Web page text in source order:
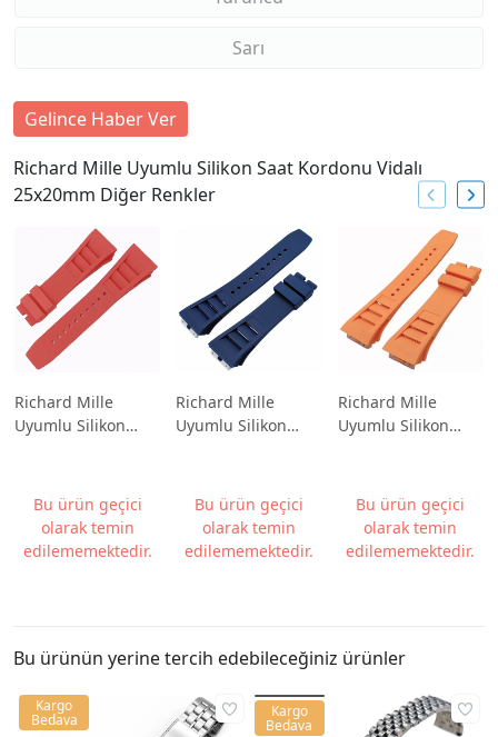
Sarı
Gelince Haber Ver
Richard Mille Uyumlu Silikon Saat Kordonu Vidalı
25x20mm Diğer Renkler
Richard Mille
Uyumlu Silikon
Kırmızı
Bu ürün geçici
olarak temin
edilememektedir.
Richard Mille
Uyumlu Silikon
Lacivert
Bu ürün geçici
olarak temin
edilememektedir.
Richard Mille
Uyumlu Silikon
Turuncu
Bu ürün geçici
olarak temin
edilememektedir.
Bu ürünün yerine tercih edebileceğiniz ürünler
Kargo
Bedava Kargo
Bedava